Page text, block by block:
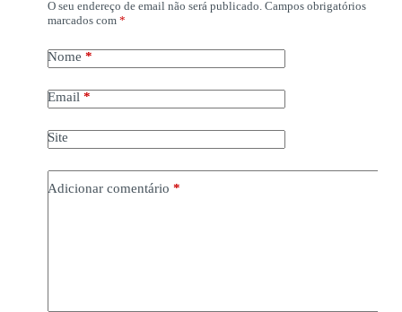
O seu endereço de email não será publicado. Campos obrigatórios
marcados com *
Nome *
Email *
Site
Adicionar comentário *